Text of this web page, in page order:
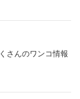
さんのワンコ情報